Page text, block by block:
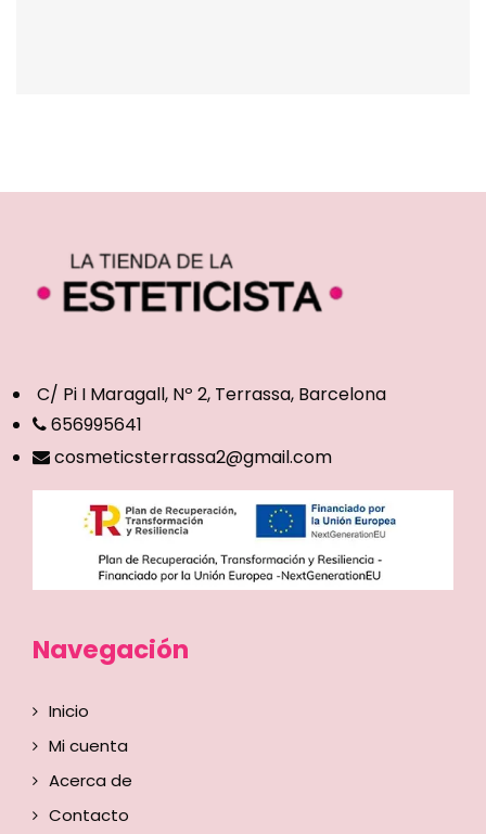
C/ Pi I Maragall, Nº 2, Terrassa, Barcelona
656995641
cosmeticsterrassa2@gmail.com
Navegación
Inicio
Mi cuenta
Acerca de
Contacto